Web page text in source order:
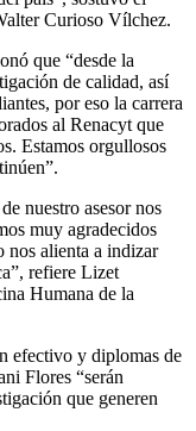
Curioso Vílchez.
que “desde la
de calidad, así
por eso la carrera
al Renacyt que
Estamos orgullosos
nuestro asesor nos
muy agradecidos
nos alienta a indizar
refiere Lizet
Humana de la
efectivo y diplomas de
Flores “serán
que generen